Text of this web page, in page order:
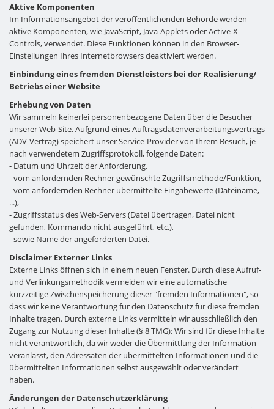
Aktive Komponenten
Im Informationsangebot der veröffentlichenden Behörde werden
aktive Komponenten, wie JavaScript, Java-Applets oder Active-X-
Controls, verwendet. Diese Funktionen können in den Browser-
Einstellungen Ihres Internetbrowsers deaktiviert werden.
Einbindung eines fremden Dienstleisters bei der Realisierung/
Betriebs einer Website
Erhebung von Daten
Wir sammeln keinerlei personenbezogene Daten über die Besucher
unserer Web-Site. Aufgrund eines Auftragsdatenverarbeitungsvertrags
(ADV-Vertrag) speichert unser Service-Provider von Ihrem Besuch, je
nach verwendetem Zugriffsprotokoll, folgende Daten:
- Datum und Uhrzeit der Anforderung,
- vom anfordernden Rechner gewünschte Zugriffsmethode/Funktion,
- vom anfordernden Rechner übermittelte Eingabewerte (Dateiname,
...),
- Zugriffsstatus des Web-Servers (Datei übertragen, Datei nicht
gefunden, Kommando nicht ausgeführt, etc.),
- sowie Name der angeforderten Datei.
Disclaimer Externer Links
Externe Links öffnen sich in einem neuen Fenster. Durch diese Aufruf-
und Verlinkungsmethodik vermeiden wir eine automatische
kurzzeitige Zwischenspeicherung dieser "fremden Informationen", so
dass wir keine Verantwortung für den Datenschutz für diese fremden
Inhalte tragen. Durch externe Links vermitteln wir ausschließlich den
Zugang zur Nutzung dieser Inhalte (§ 8 TMG): Wir sind für diese Inhalte
nicht verantwortlich, da wir weder die Übermittlung der Information
veranlasst, den Adressaten der übermittelten Informationen und die
übermittelten Informationen selbst ausgewählt oder verändert
haben.
Änderungen der Datenschutzerklärung